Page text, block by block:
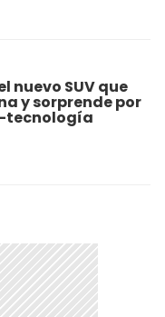
nuevo SUV que
y sorprende por
tecnología